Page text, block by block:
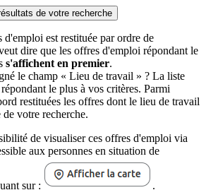
de votre recherche
d'emploi est restituée par ordre de
dire que les offres d'emploi répondant le
s'affichent en premier.
le champ « Lieu de travail » ? La liste
le plus à vos critères. Parmi
restituées les offres dont le lieu de travail
votre recherche.
de visualiser ces offres d'emploi via
aux personnes en situation de
sur : .